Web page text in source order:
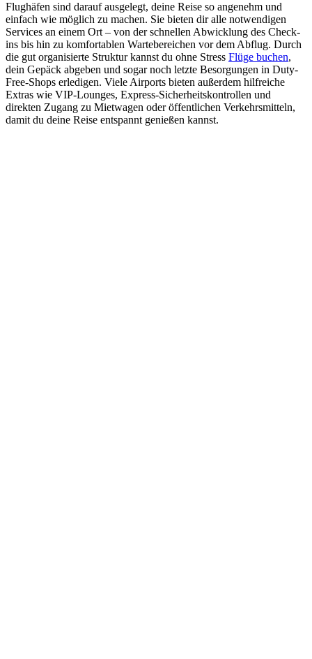
Flughäfen sind darauf ausgelegt, deine Reise so angenehm und
einfach wie möglich zu machen. Sie bieten dir alle notwendigen
Services an einem Ort – von der schnellen Abwicklung des Check-
ins bis hin zu komfortablen Wartebereichen vor dem Abflug. Durch
die gut organisierte Struktur kannst du ohne Stress Flüge buchen,
dein Gepäck abgeben und sogar noch letzte Besorgungen in Duty-
Free-Shops erledigen. Viele Airports bieten außerdem hilfreiche
Extras wie VIP-Lounges, Express-Sicherheitskontrollen und
direkten Zugang zu Mietwagen oder öffentlichen Verkehrsmitteln,
damit du deine Reise entspannt genießen kannst.